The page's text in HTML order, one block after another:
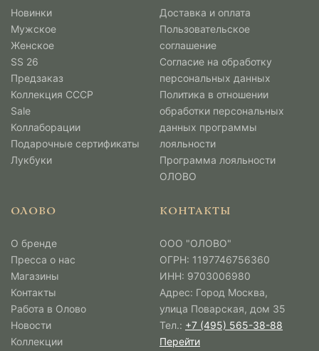
Новинки
Мужcкое
Женское
SS 26
Предзаказ
Коллекция СССР
Sale
Коллаборации
Подарочные сертификаты
Лукбуки
Доставка и оплата
Пользовательское
соглашение
Согласие на обработку
персональных данных
Политика в отношении
обработки персональных
данных программы
лояльности
Программа лояльности
ОЛОВО
ОЛОВО
О бренде
Пресса о нас
Магазины
Контакты
Работа в Олово
Новости
Коллекции
КОНТАКТЫ
ООО "ОЛОВО"
ОГРН: 1197746756360
ИНН: 9703006980
Адрес: Город Москва,
улица Поварская, дом 35
Тел.: +7 (495) 565-38-88
Перейти